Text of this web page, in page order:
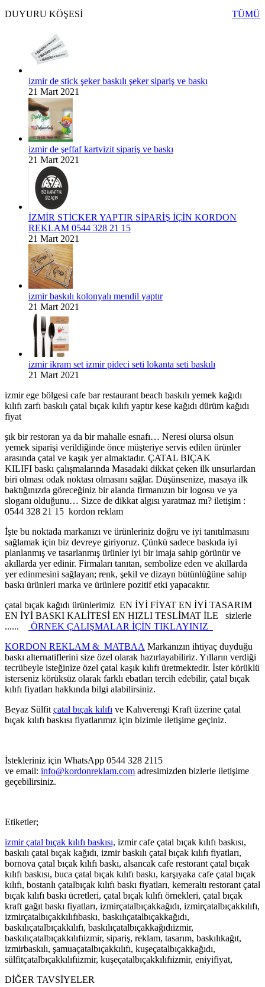
DUYURU KÖŞESİ
TÜMÜ
izmir de stick şeker baskılı şeker sipariş ve baskı
21 Mart 2021
izmir de şeffaf kartvizit sipariş ve baskı
21 Mart 2021
İZMİR STİCKER YAPTIR SİPARİŞ İÇİN KORDON
REKLAM 0544 328 21 15
21 Mart 2021
izmir baskılı kolonyalı mendil yaptır
21 Mart 2021
izmir ikram set izmir pideci seti lokanta seti baskılı
21 Mart 2021
izmir ege bölgesi cafe bar restaurant beach baskılı yemek kağıdı
kılıfı zarfı baskılı çatal bıçak kılıfı yaptır kese kağıdı dürüm kağıdı
fiyat
şık bir restoran ya da bir mahalle esnafı… Neresi olursa olsun
yemek siparişi verildiğinde önce müşteriye servis edilen ürünler
arasında çatal ve kaşık yer almaktadır. ÇATAL BIÇAK
KILIFI baskı çalışmalarında Masadaki dikkat çeken ilk unsurlardan
biri olması odak noktası olmasını sağlar. Düşünsenize, masaya ilk
baktığınızda göreceğiniz bir alanda firmanızın bir logosu ve ya
sloganı olduğunu… Sizce de dikkat algısı yaratmaz mı? iletişim :
0544 328 21 15 kordon reklam
İşte bu noktada markanızı ve ürünleriniz doğru ve iyi tanıtılmasını
sağlamak için biz devreye giriyoruz. Çünkü sadece baskıda iyi
planlanmış ve tasarlanmış ürünler iyi bir imaja sahip görünür ve
akıllarda yer edinir. Firmaları tanıtan, sembolize eden ve akıllarda
yer edinmesini sağlayan; renk, şekil ve dizayn bütünlüğüne sahip
baskı ürünleri marka ve ürünlere pozitif etki yapacaktır.
çatal bıçak kağıdı ürünlerimiz EN İYİ FİYAT EN İYİ TASARIM
EN İYİ BASKI KALİTESİ EN HIZLI TESLİMAT İLE sizlerle
......
ÖRNEK ÇALIŞMALAR İÇİN TIKLAYINIZ
KORDON REKLAM & MATBAA Markanızın ihtiyaç duyduğu
baskı alternatiflerini size özel olarak hazırlayabiliriz. Yılların verdiği
tecrübeyle isteğinize özel çatal kaşık kılıfı üretmektedir. İster körüklü
isterseniz körüksüz olarak farklı ebatları tercih edebilir, çatal bıçak
kılıfı fiyatları hakkında bilgi alabilirsiniz.
Beyaz Sülfit çatal bıçak kılıfı ve Kahverengi Kraft üzerine çatal
bıçak kılıfı baskısı fiyatlarımız için bizimle iletişime geçiniz.
İstekleriniz için WhatsApp 0544 328 2115
ve email: info@kordonreklam.com adresimizden bizlerle iletişime
geçebilirsiniz.
Etiketler;
izmir çatal bıçak kılıfı baskısı, izmir cafe çatal bıçak kılıfı baskısı,
baskılı çatal bıçak kağıdı, izmir baskılı çatal bıçak kılıfı fiyatları,
bornova çatal bıçak kılıfı baskı, alsancak cafe restorant çatal bıçak
kılıfı baskısı, buca çatal bıçak kılıfı baskı, karşıyaka cafe çatal bıçak
kılıfı, bostanlı çatalbıçak kılıfı baskı fiyatları, kemeraltı restorant çatal
bıçak kılıfı baskı ücretleri, çatal bıçak kılıfı örnekleri, çatal bıçak
kraft gağıt baskı fiyatları, izmirçatalbıçakkağıdı, izmirçatalbıçakkılıfı,
izmirçatalbıçakkılıfıbaskı, baskılıçatalbıçakkağıdı,
baskılıçatalbıçakkılıfı, baskılıçatalbıçakkağıdıizmir,
baskılıçatalbıçakkılıfıizmir, sipariş, reklam, tasarım, baskılıkağıt,
izmirbaskılı, şamuaçatalbıçakkılıfı, kuşeçatalbıçakkağıdı,
sülfitçatalbıçakkılıfıizmir, kuşeçatalbıçakkılıfıizmir, eniyifiyat,
DİĞER TAVSİYELER